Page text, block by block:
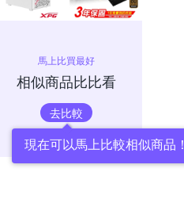
馬上比買最好
相似商品比比看
去比較
現在可以馬上比較相似商品！